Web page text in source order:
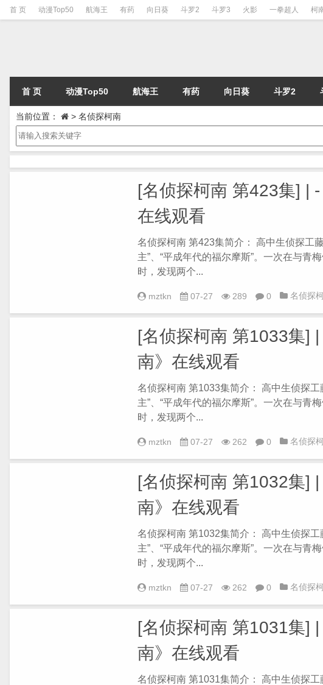
首 页 动漫Top50 航海王 有药 向日葵 斗罗2 斗罗3 火影 一拳超人 柯
首 页 动漫Top50 航海王 有药 向日葵 斗罗2
当前位置： > 名侦探柯南
[名侦探柯南 第423集] | -
在线观看
名侦探柯南 第423集简介： 高中生侦探工
主”、“平成年代的福尔摩斯”。一次在与青
时，发现两个...
mztkn 07-27 289 0 名侦探
[名侦探柯南 第1033集]
南》在线观看
名侦探柯南 第1033集简介： 高中生侦探
主”、“平成年代的福尔摩斯”。一次在与青
时，发现两个...
mztkn 07-27 262 0 名侦探
[名侦探柯南 第1032集]
南》在线观看
名侦探柯南 第1032集简介： 高中生侦探
主”、“平成年代的福尔摩斯”。一次在与青
时，发现两个...
mztkn 07-27 262 0 名侦探
[名侦探柯南 第1031集]
南》在线观看
名侦探柯南 第1031集简介： 高中生侦探